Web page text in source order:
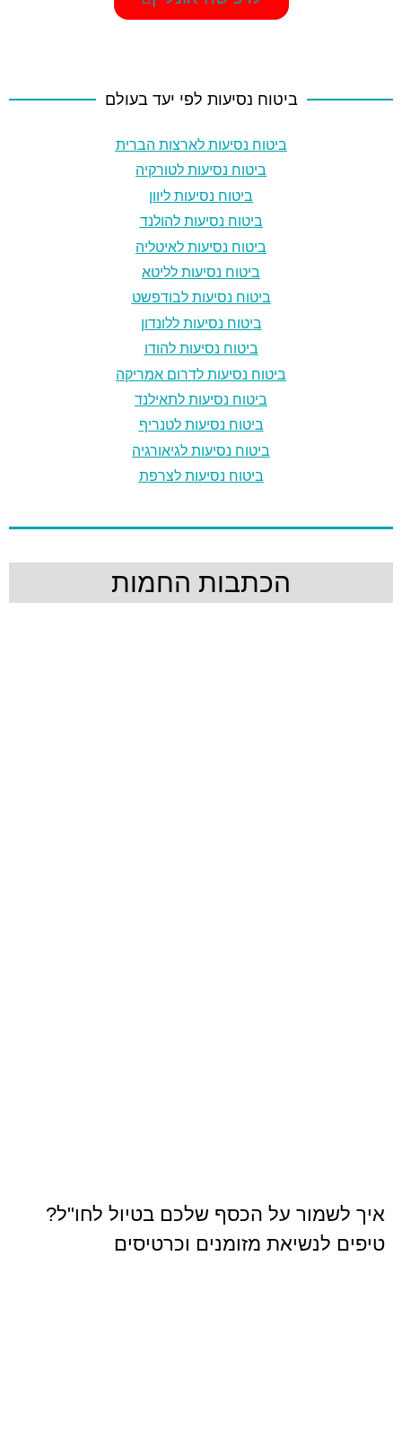
ביטוח נסיעות לפי יעד בעולם
ביטוח נסיעות לארצות הברית
ביטוח נסיעות לטורקיה
ביטוח נסיעות ליוון
ביטוח נסיעות להולנד
ביטוח נסיעות לאיטליה
ביטוח נסיעות לליטא
ביטוח נסיעות לבודפשט
ביטוח נסיעות ללונדון
ביטוח נסיעות להודו
ביטוח נסיעות לדרום אמריקה
ביטוח נסיעות לתאילנד
ביטוח נסיעות לטנריף
ביטוח נסיעות לגיאורגיה
ביטוח נסיעות לצרפת
הכתבות החמות
איך לשמור על הכסף שלכם בטיול לחו"ל?
טיפים לנשיאת מזומנים וכרטיסים